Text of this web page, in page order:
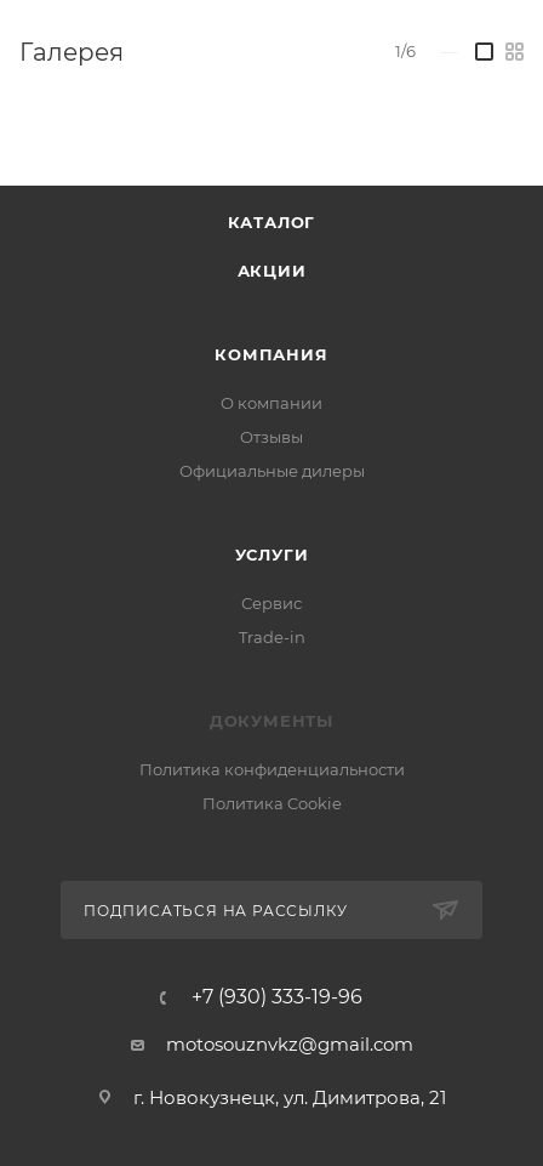
Галерея 1/6
КАТАЛОГ
АКЦИИ
КОМПАНИЯ
О компании
Отзывы
Официальные дилеры
УСЛУГИ
Сервис
Trade-in
ДОКУМЕНТЫ
Политика конфиденциальности
Политика Cookie
ПОДПИСАТЬСЯ НА РАССЫЛКУ
+7 (930) 333-19-96
motosouznvkz@gmail.com
г. Новокузнецк, ул. Димитрова, 21